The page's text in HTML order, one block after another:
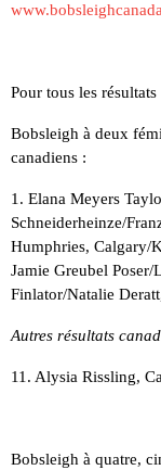
Pour tous les résultats
Bobsleigh à deux
canadiens :
1. Elana Meyers
Schneiderheinze/
Humphries, Calgary/
Jamie Greubel
Finlator/Natalie
Autres résultats
11. Alysia Rissling,
Bobsleigh à quatre,